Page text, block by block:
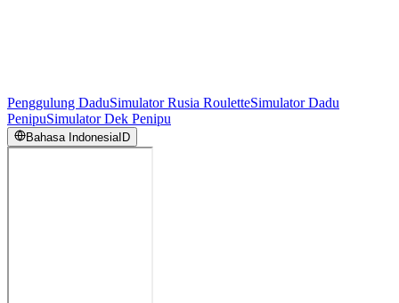
Penggulung DaduSimulator Rusia RouletteSimulator Dadu
PenipuSimulator Dek Penipu
Bahasa IndonesiaID